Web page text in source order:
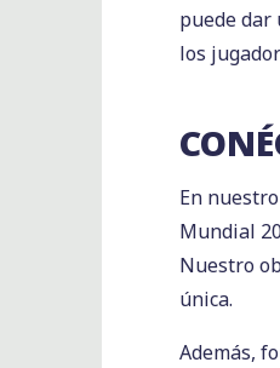
puede dar
los
En
Mundial
Nuestro
única.
Además,